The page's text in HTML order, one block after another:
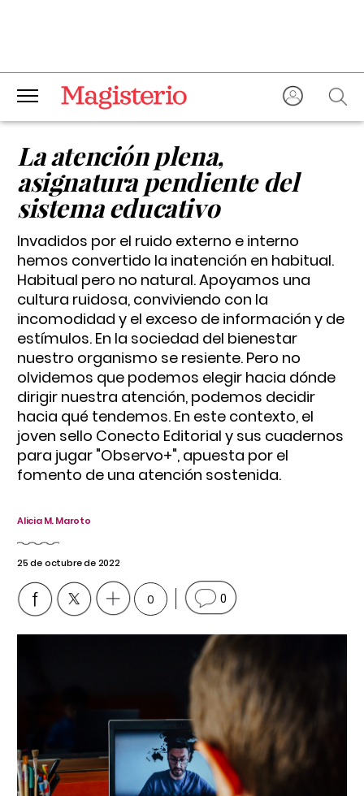
La atención plena,
asignatura pendiente del
sistema educativo
Invadidos por el ruido externo e interno
hemos convertido la inatención en habitual.
Habitual pero no natural. Apoyamos una
cultura ruidosa, conviviendo con la
incomodidad y el exceso de información y de
estímulos. En la sociedad del bienestar
nuestro organismo se resiente. Pero no
olvidemos que podemos elegir hacia dónde
dirigir nuestra atención, podemos decidir
hacia qué tendemos. En este contexto, el
joven sello Conecto Editorial y sus cuadernos
para jugar "Observo+", apuesta por el
fomento de una atención sostenida.
Alicia M. Maroto
25 de octubre de 2022
0 0